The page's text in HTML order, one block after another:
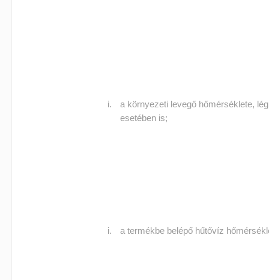
a környezeti levegő hőmérséklete,
esetében is;
a termékbe belépő hűtővíz